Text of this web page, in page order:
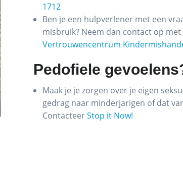
1712
Ben je een hulpverlener met een
misbruik? Neem dan contact op met
Vertrouwencentrum
Pedofiele
Maak je je zorgen over je eigen
gedrag naar minderjarigen of dat
ContacteerStop it Now!